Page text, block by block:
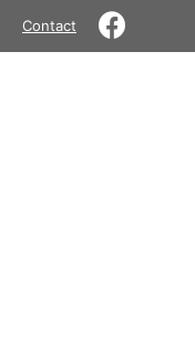
Contact